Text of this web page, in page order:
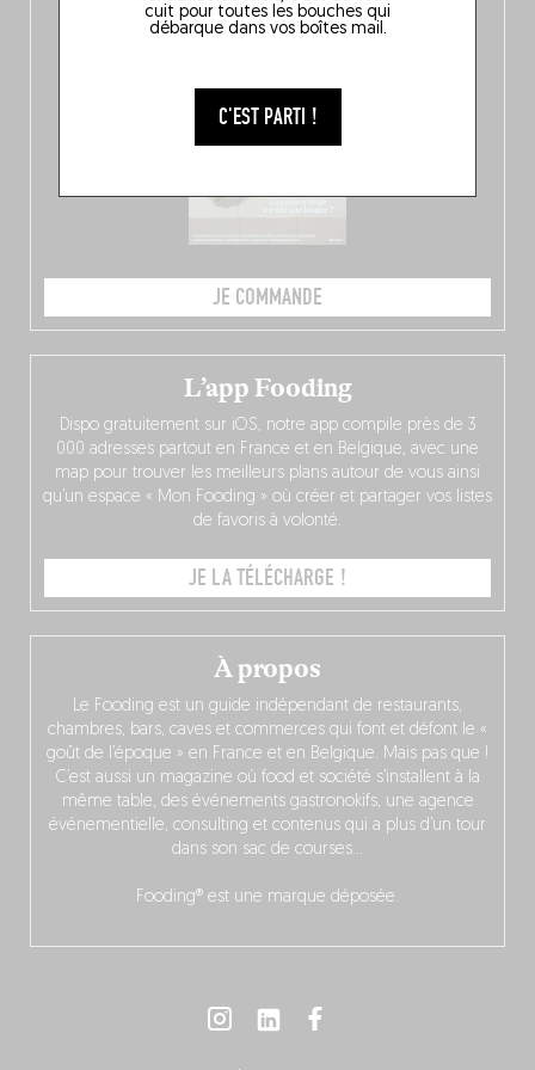
cuit pour toutes les bouches qui
débarque dans vos boîtes mail.
C'EST PARTI !
10 spotsau sommet de la belgitude.
JE COMMANDE
À propos
Le Fooding est un guide indépendant de restaurants,
chambres, bars, caves et commerces qui font et défont le «
goût de l’époque » en France et en Belgique. Mais pas que !
C’est aussi un magazine où food et société s’installent à la
même table, des événements gastronokifs, une agence
événementielle, consulting et contenus qui a plus d’un tour
dans son sac de courses…
Fooding® est une marque déposée.
L’app Fooding
Dispo gratuitement sur iOS, notre app compile près de 3
000 adresses partout en France et en Belgique, avec une
map pour trouver les meilleurs plans autour de vous ainsi
qu’un espace « Mon Fooding » où créer et partager vos listes
de favoris à volonté.
JE LA TÉLÉCHARGE !